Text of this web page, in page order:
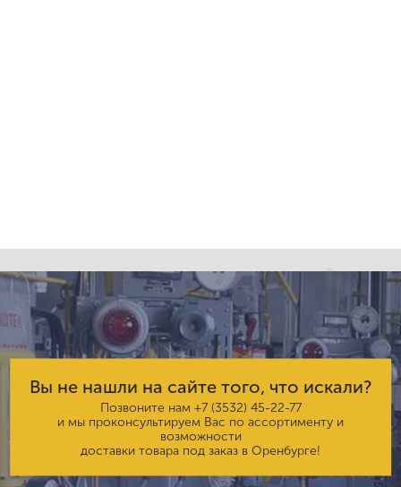
Вы не нашли на сайте того, что искали?
Позвоните нам +7 (3532) 45-22-77
и мы проконсультируем Вас по ассортименту и
возможности
доставки товара под заказ в Оренбурге!